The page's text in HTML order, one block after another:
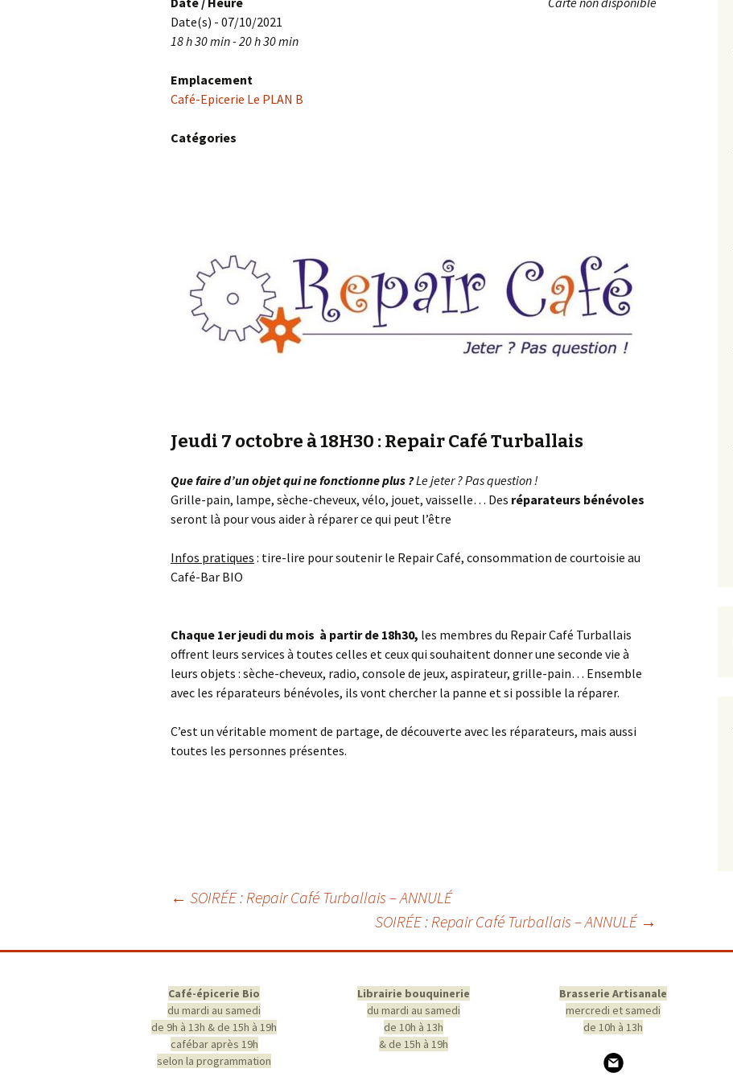
Date(s) - 07/10/2021
18 h 30 min - 20 h 30 min
Emplacement
Café-Epicerie Le PLAN B
Catégories
Jeudi 7 octobre à 18H30 : Repair Café Turballais
Que faire d’un objet qui ne fonctionne plus ?Le jeter ? Pas question !
Grille-pain, lampe, sèche-cheveux, vélo, jouet, vaisselle… Des réparateurs bénévoles
seront là pour vous aider à réparer ce qui peut l’être
Infos pratiques : tire-lire pour soutenir le Repair Café, consommation de courtoisie au
Café-Bar BIO
Chaque 1er jeudi du mois à partir de 18h30, les membres du Repair Café Turballais
offrent leurs services à toutes celles et ceux qui souhaitent donner une seconde vie à
leurs objets : sèche-cheveux, radio, console de jeux, aspirateur, grille-pain… Ensemble
avec les réparateurs bénévoles, ils vont chercher la panne et si possible la réparer.
C’est un véritable moment de partage, de découverte avec les réparateurs, mais aussi
toutes les personnes présentes.
← SOIRÉE : Repair Café Turballais – ANNULÉ
SOIRÉE : Repair Café Turballais – ANNULÉ →
Café-épicerie Bio
du mardi au samedi
de 9h à 13h & de 15h à 19h
cafébar après 19h
selon la programmation
Librairie bouquinerie
du mardi au samedi
de 10h à 13h
& de 15h à 19h
Brasserie Artisanale
mercredi et samedi
de 10h à 13h